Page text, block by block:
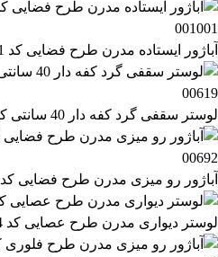
آباژور ایستاده مدرن طرح فضایی کد 001001
لوستر سقفی گرد کفه دار 40 سانتی کد 00619
آباژور رو میزی مدرن طرح فضایی کد 00692
لوستر دیواری مدرن طرح عصایی کد 00704